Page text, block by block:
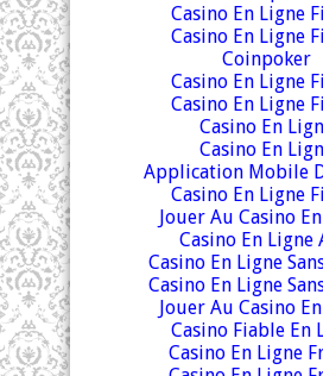
Casino En Ligne
Casino En Ligne
Coinpoker
Casino En Ligne
Casino En Ligne
Casino En
Casino En
Application Mobile
Casino En Ligne
Jouer Au Casino
Casino En Ligne
Casino En Ligne
Casino En Ligne
Jouer Au Casino
Casino Fiable En
Casino En Ligne